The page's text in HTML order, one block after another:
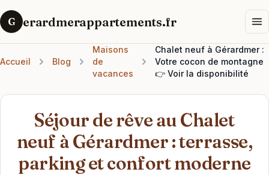
G erardmerappartements.fr
Accueil Blog
Maisons
de
vacances
Chalet neuf à Gérardmer :
Votre cocon de montagne
👉 Voir la disponibilité
Séjour de rêve au Chalet
neuf à Gérardmer : terrasse,
parking et confort moderne